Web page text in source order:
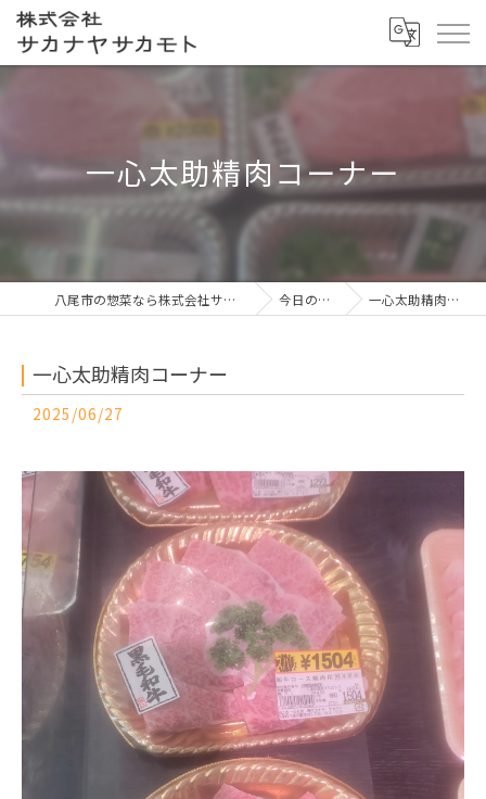
一心太助精肉コーナー
八尾市の惣菜なら株式会社サカナヤサカモト 今日の一押し 一心太助精肉コーナー
一心太助精肉コーナー
2025/06/27